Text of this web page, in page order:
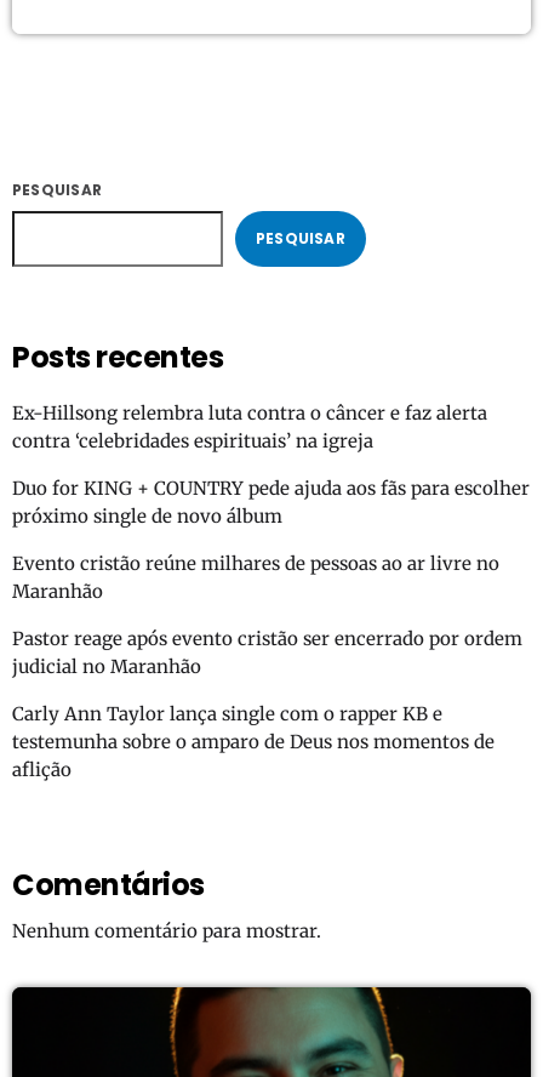
PESQUISAR
PESQUISAR
Posts recentes
Ex-Hillsong relembra luta contra o câncer e faz alerta
contra ‘celebridades espirituais’ na igreja
Duo for KING + COUNTRY pede ajuda aos fãs para escolher
próximo single de novo álbum
Evento cristão reúne milhares de pessoas ao ar livre no
Maranhão
Pastor reage após evento cristão ser encerrado por ordem
judicial no Maranhão
Carly Ann Taylor lança single com o rapper KB e
testemunha sobre o amparo de Deus nos momentos de
aflição
Comentários
Nenhum comentário para mostrar.